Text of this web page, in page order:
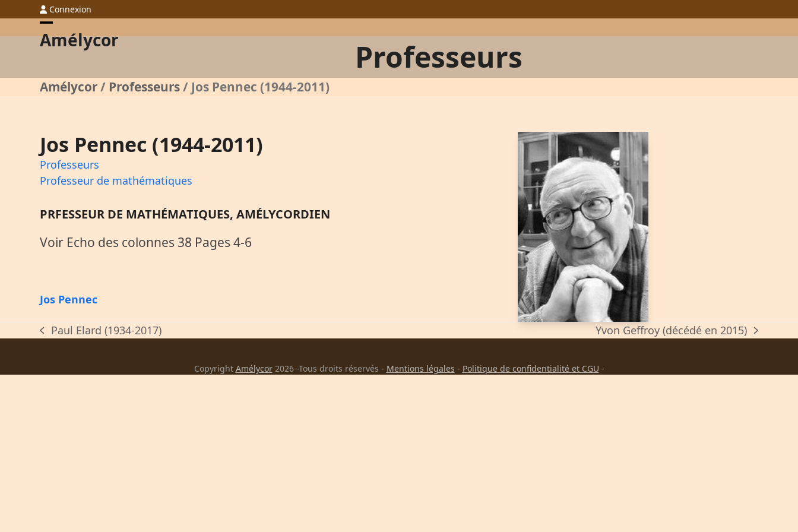
to
content
Connexion
Amélycor
Open
menu
Close
menu
Professeurs
Amélycor/ Professeurs/ Jos Pennec (1944-2011)
Jos Pennec (1944-2011)
Professeurs
Professeur de mathématiques
PRFESSEUR DE MATHÉMATIQUES, AMÉLYCORDIEN
Voir Echo des colonnes 38 Pages 4-6
Jos Pennec
previous
Paul Elard (1934-2017)
next
Yvon Geffroy (décédé en 2015)
Copyright Amélycor2026 -Tous droits réservés - Mentions légales - Politique de confidentialité et CGU -